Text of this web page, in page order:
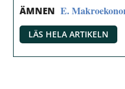
ÄMNEN E.
LÄS HELA ARTIKELN